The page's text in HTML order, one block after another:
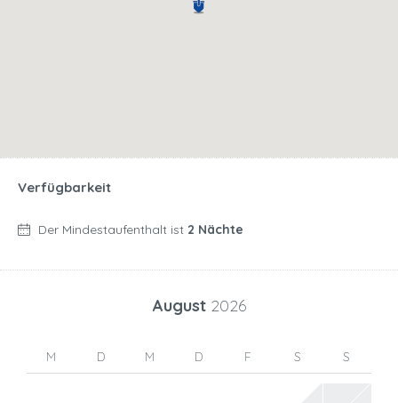
Verfügbarkeit
Der Mindestaufenthalt ist 2 Nächte
August 2026
M D M D F S S